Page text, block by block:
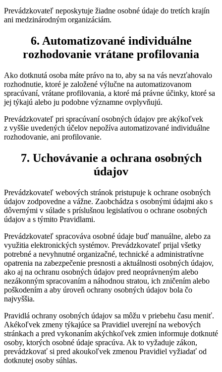
Prevádzkovateľ neposkytuje žiadne osobné údaje do tretích krajín
ani medzinárodným organizáciám.
6. Automatizované individuálne
rozhodovanie vrátane profilovania
Ako dotknutá osoba máte právo na to, aby sa na vás nevzťahovalo
rozhodnutie, ktoré je založené výlučne na automatizovanom
spracúvaní, vrátane profilovania, a ktoré má právne účinky, ktoré sa
jej týkajú alebo ju podobne významne ovplyvňujú.
Prevádzkovateľ pri spracúvaní osobných údajov pre akýkoľvek
z vyššie uvedených účelov nepožíva automatizované individuálne
rozhodovanie, ani profilovanie.
7. Uchovávanie a ochrana osobných
údajov
Prevádzkovateľ webových stránok pristupuje k ochrane osobných
údajov zodpovedne a vážne. Zaobchádza s osobnými údajmi ako s
dôvernými v súlade s príslušnou legislatívou o ochrane osobných
údajov a s týmito Pravidlami.
Prevádzkovateľ spracováva osobné údaje buď manuálne, alebo za
využitia elektronických systémov. Prevádzkovateľ prijal všetky
potrebné a nevyhnutné organizačné, technické a administratívne
opatrenia na zabezpečenie presnosti a aktuálnosti osobných údajov,
ako aj na ochranu osobných údajov pred neoprávneným alebo
nezákonným spracovaním a náhodnou stratou, ich zničením alebo
poškodením a aby úroveň ochrany osobných údajov bola čo
najvyššia.
Pravidlá ochrany osobných údajov sa môžu v priebehu času meniť.
Akékoľvek zmeny týkajúce sa Pravidiel uverejní na webových
stránkach a pred vykonaním akýchkoľvek zmien informuje dotknuté
osoby, ktorých osobné údaje spracúva. Ak to vyžaduje zákon,
prevádzkovať si pred akoukoľvek zmenou Pravidiel vyžiadať od
dotknutej osoby súhlas.